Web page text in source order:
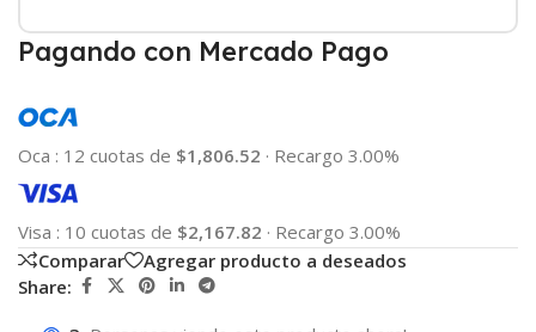
Pagando con Mercado Pago
Oca : 12 cuotas de $1,806.52 · Recargo 3.00%
Visa : 10 cuotas de $2,167.82 · Recargo 3.00%
Comparar
Agregar producto a deseados
Share: